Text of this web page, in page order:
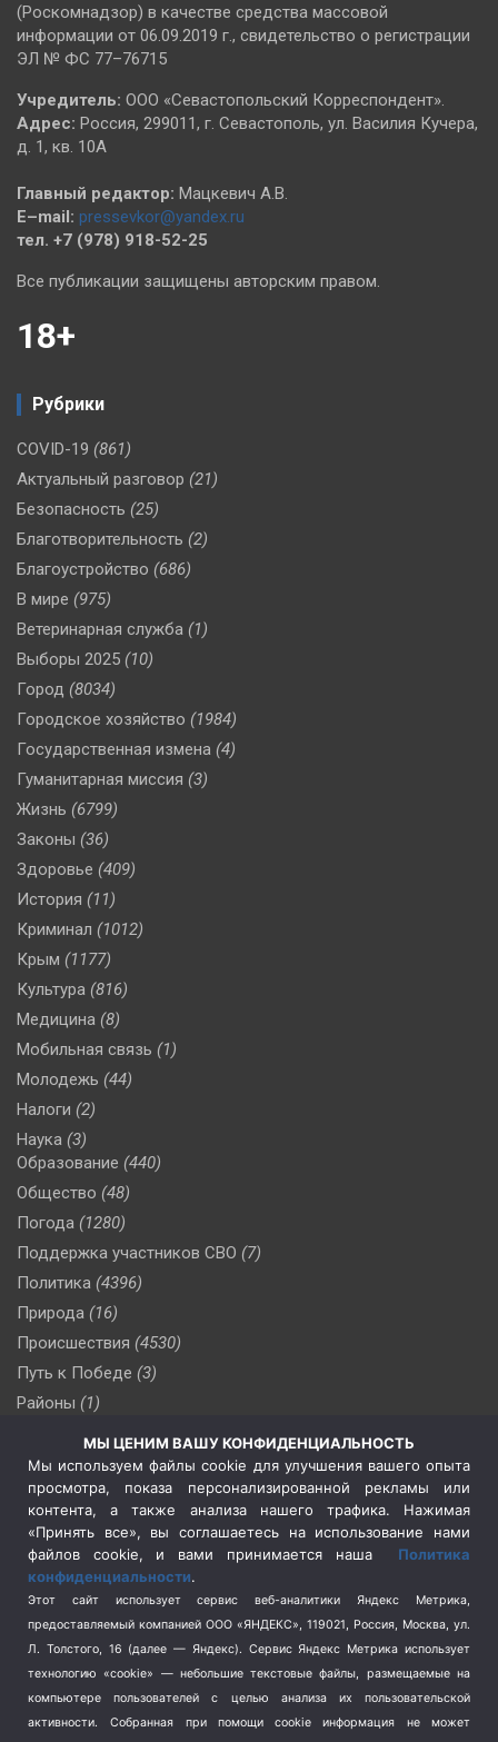
(Роскомнадзор) в качестве средства массовой
информации от 06.09.2019 г., свидетельство о регистрации
ЭЛ № ФС 77–76715
Учредитель: ООО «Севастопольский Корреспондент».
Адрес: Россия, 299011, г. Севастополь, ул. Василия Кучера,
д. 1, кв. 10А
Главный редактор: Мацкевич А.В.
E–mail: pressevkor@yandex.ru
тел. +7 (978) 918-52-25
Все публикации защищены авторским правом.
18+
Рубрики
COVID-19 (861)
Актуальный разговор (21)
Безопасность (25)
Благотворительность (2)
Благоустройство (686)
В мире (975)
Ветеринарная служба (1)
Выборы 2025 (10)
Город (8034)
Городское хозяйство (1984)
Государственная измена (4)
Гуманитарная миссия (3)
Жизнь (6799)
Законы (36)
Здоровье (409)
История (11)
Криминал (1012)
Крым (1177)
Культура (816)
Медицина (8)
Мобильная связь (1)
Молодежь (44)
Налоги (2)
Наука (3)
Образование (440)
Общество (48)
Погода (1280)
Поддержка участников СВО (7)
Политика (4396)
Природа (16)
Происшествия (4530)
Путь к Победе (3)
Районы (1)
(509)
Сельское хозяйство (3)
Социальная политика
(3)
Спецоперация в Украине
Спецоперация на Украине
(404)
Спорт (740)
Терроризм (1)
Транспорт (262)
Туризм (178)
Флот (76)
МЫ ЦЕНИМ ВАШУ КОНФИДЕНЦИАЛЬНОСТЬ
Мы используем файлы cookie для улучшения вашего опыта
просмотра, показа персонализированной рекламы или
контента, а также анализа нашего трафика. Нажимая
«Принять все», вы соглашаетесь на использование нами
файлов cookie, и вами принимается наша Политика
конфиденциальности.
Этот сайт использует сервис веб-аналитики Яндекс Метрика,
предоставляемый компанией ООО «ЯНДЕКС», 119021, Россия, Москва, ул.
Л. Толстого, 16 (далее — Яндекс). Сервис Яндекс Метрика использует
технологию «cookie» — небольшие текстовые файлы, размещаемые на
компьютере пользователей с целью анализа их пользовательской
активности.
Собранная при помощи cookie информация не может